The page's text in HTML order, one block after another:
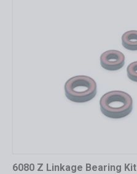
6080 Z Linkage Bearing Kit